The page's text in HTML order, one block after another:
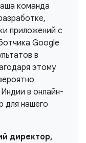
команда
приложений с
Google
в
этому
в онлайн-
для нашего
директор,